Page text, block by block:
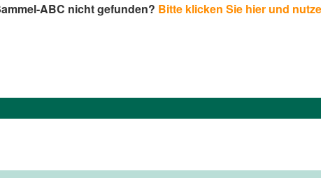
ABC nicht gefunden? Bitte klicken Sie hier und